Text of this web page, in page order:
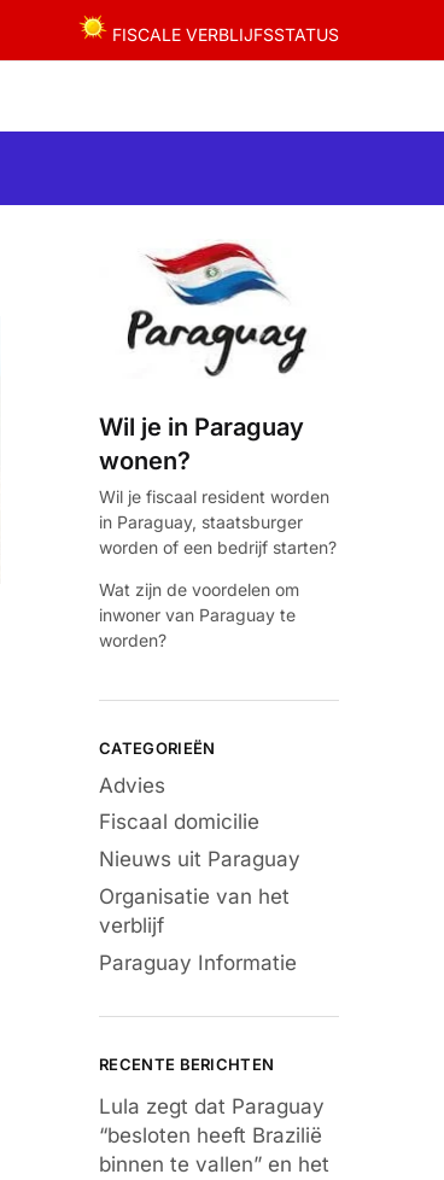
FISCALE VERBLIJFSSTATUS
Wil je in Paraguay
wonen?
Wil je fiscaal resident worden
in Paraguay, staatsburger
worden of een bedrijf starten?
Wat zijn de voordelen om
inwoner van Paraguay te
worden?
CATEGORIEËN
Advies
Fiscaal domicilie
Nieuws uit Paraguay
Organisatie van het
verblijf
Paraguay Informatie
RECENTE BERICHTEN
Lula zegt dat Paraguay
“besloten heeft Brazilië
binnen te vallen” en het